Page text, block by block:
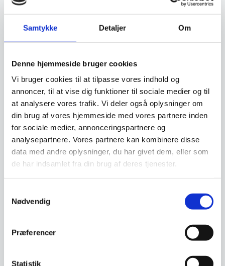
Samtykke Detaljer Om
Denne hjemmeside bruger cookies
Vi bruger cookies til at tilpasse vores indhold og
annoncer, til at vise dig funktioner til sociale medier og til
at analysere vores trafik. Vi deler også oplysninger om
din brug af vores hjemmeside med vores partnere inden
for sociale medier, annonceringspartnere og
analysepartnere. Vores partnere kan kombinere disse
data med andre oplysninger, du har givet dem, eller som
de har indsamlet fra din brug af deres tjenester.
Nødvendig
Præferencer
Statistik
Klemgrill single rillet top
og glat bund, Hendi
Mål: 310x400x(h)2101800W
og 230VGrilloverflade:
220x230 mm.Rillet top og…
1.132,82DKK
1.798,00
DKK
Klemgrill til 4x
hotdogbrød, Hendi
Mål: 385x285x(h)254 mm 230V
og 1800W HENDI kontaktgrillen
3.499,00DKK